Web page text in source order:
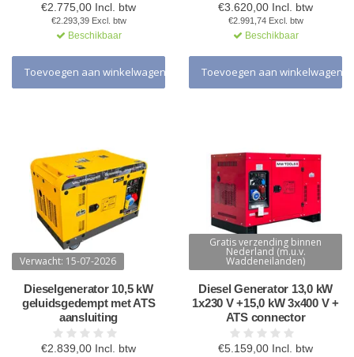
€2.775,00 Incl. btw
€2.293,39 Excl. btw
Beschikbaar
Toevoegen aan winkelwagen
€3.620,00 Incl. btw
€2.991,74 Excl. btw
Beschikbaar
Toevoegen aan winkelwagen
Verwacht: 15-07-2026
Dieselgenerator 10,5 kW
geluidsgedempt met ATS
aansluiting
€2.839,00 Incl. btw
Gratis verzending binnen
Nederland (m.u.v.
Waddeneilanden)
Diesel Generator 13,0 kW
1x230 V +15,0 kW 3x400 V +
ATS connector
€5.159,00 Incl. btw